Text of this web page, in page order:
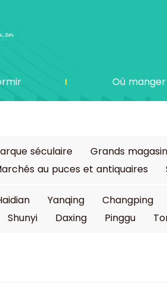
Où manger
séculaire Grands
au puces et antiquaires
Yanqing Changping
Shunyi Daxing Pinggu